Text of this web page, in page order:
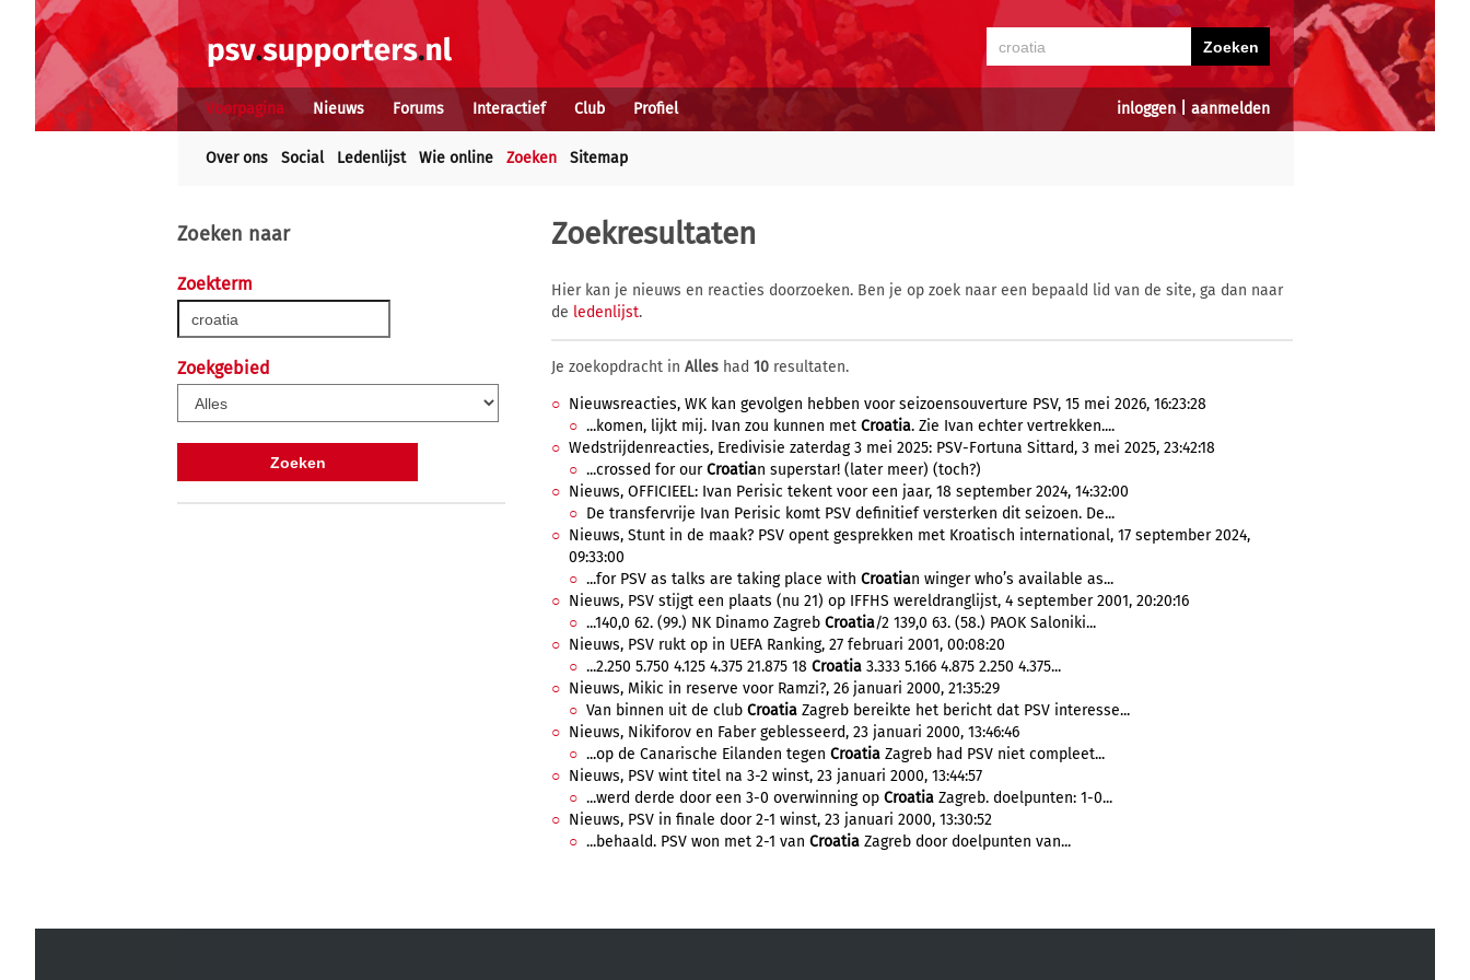
inloggen| aanmelden
Voorpagina Nieuws Forums Interactief Club Profiel
Over ons Social Ledenlijst Wie online Zoeken Sitemap
Zoeken naar
Zoekterm
Zoekgebied
Zoekresultaten
Hier kan je nieuws en reacties doorzoeken. Ben je op zoek naar een bepaald lid van de site, ga dan naar
de ledenlijst.
Je zoekopdracht in Alles had 10 resultaten.
Nieuwsreacties, WK kan gevolgen hebben voor seizoensouverture PSV, 15 mei 2026, 16:23:28
...komen, lijkt mij. Ivan zou kunnen met Croatia. Zie Ivan echter vertrekken....
Wedstrijdenreacties, Eredivisie zaterdag 3 mei 2025: PSV-Fortuna Sittard, 3 mei 2025, 23:42:18
...crossed for ourCroatian superstar! (later meer) (toch?)
Nieuws, OFFICIEEL: Ivan Perisic tekent voor een jaar, 18 september 2024, 14:32:00
De transfervrije Ivan Perisic komt PSV definitief versterken dit seizoen. De...
Nieuws, Stunt in de maak? PSV opent gesprekken met Kroatisch international, 17 september 2024,
09:33:00
...for PSV as talks are taking place with Croatian winger who’s available as...
Nieuws, PSV stijgt een plaats (nu 21) op IFFHS wereldranglijst, 4 september 2001, 20:20:16
...140,0 62. (99.) NK Dinamo Zagreb Croatia/2 139,0 63. (58.) PAOK Saloniki...
Nieuws, PSV rukt op in UEFA Ranking, 27 februari 2001, 00:08:20
...2.250 5.750 4.125 4.375 21.875 18 Croatia 3.333 5.166 4.875 2.250 4.375...
Nieuws, Mikic in reserve voor Ramzi?, 26 januari 2000, 21:35:29
Van binnen uit de club Croatia Zagreb bereikte het bericht dat PSV interesse...
Nieuws, Nikiforov en Faber geblesseerd, 23 januari 2000, 13:46:46
...op de Canarische Eilanden tegen Croatia Zagreb had PSV niet compleet...
Nieuws, PSV wint titel na 3-2 winst, 23 januari 2000, 13:44:57
...werd derde door een 3-0 overwinning op Croatia Zagreb. doelpunten: 1-0...
Nieuws, PSV in finale door 2-1 winst, 23 januari 2000, 13:30:52
...behaald. PSV won met 2-1 van Croatia Zagreb door doelpunten van...